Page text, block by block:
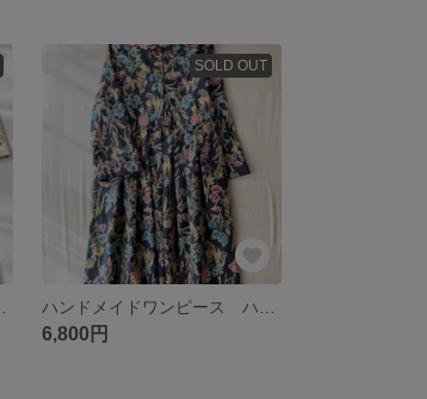
SOLD OUT
6,800円